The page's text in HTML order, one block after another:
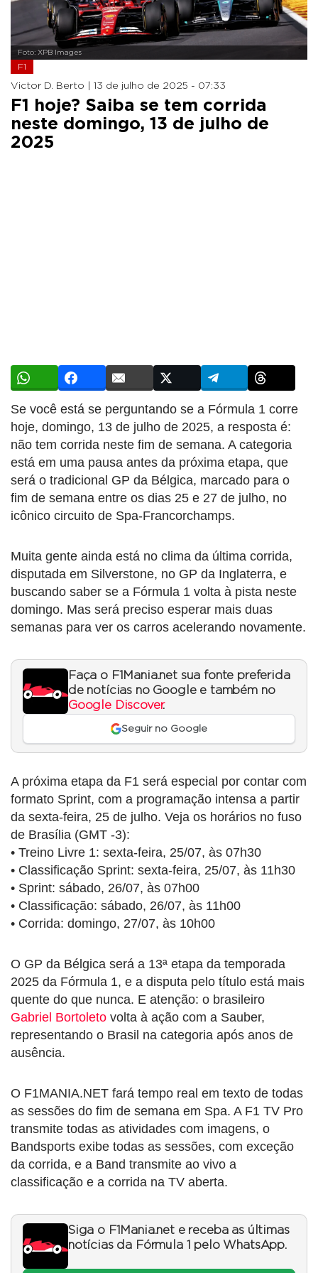
Foto: XPB Images
F1
Victor D. Berto | 13 de julho de 2025 - 07:33
F1 hoje? Saiba se tem corrida
neste domingo, 13 de julho de
2025
Se você está se perguntando se a Fórmula 1 corre
hoje, domingo, 13 de julho de 2025, a resposta é:
não tem corrida neste fim de semana. A categoria
está em uma pausa antes da próxima etapa, que
será o tradicional GP da Bélgica, marcado para o
fim de semana entre os dias 25 e 27 de julho, no
icônico circuito de Spa-Francorchamps.
Muita gente ainda está no clima da última corrida,
disputada em Silverstone, no GP da Inglaterra, e
buscando saber se a Fórmula 1 volta à pista neste
domingo. Mas será preciso esperar mais duas
semanas para ver os carros acelerando novamente.
Faça o F1Mania.net sua fonte preferida
de notícias no Google e também no
Google Discover.
Seguir no Google
A próxima etapa da F1 será especial por contar com
formato Sprint, com a programação intensa a partir
da sexta-feira, 25 de julho. Veja os horários no fuso
de Brasília (GMT -3):
• Treino Livre 1: sexta-feira, 25/07, às 07h30
• Classificação Sprint: sexta-feira, 25/07, às 11h30
• Sprint: sábado, 26/07, às 07h00
• Classificação: sábado, 26/07, às 11h00
• Corrida: domingo, 27/07, às 10h00
O GP da Bélgica será a 13ª etapa da temporada
2025 da Fórmula 1, e a disputa pelo título está mais
quente do que nunca. E atenção: o brasileiro
Gabriel Bortoleto volta à ação com a Sauber,
representando o Brasil na categoria após anos de
ausência.
O F1MANIA.NET fará tempo real em texto de todas
as sessões do fim de semana em Spa. A F1 TV Pro
transmite todas as atividades com imagens, o
Bandsports exibe todas as sessões, com exceção
da corrida, e a Band transmite ao vivo a
classificação e a corrida na TV aberta.
Siga o F1Mania.net e receba as últimas
notícias da Fórmula 1 pelo WhatsApp.